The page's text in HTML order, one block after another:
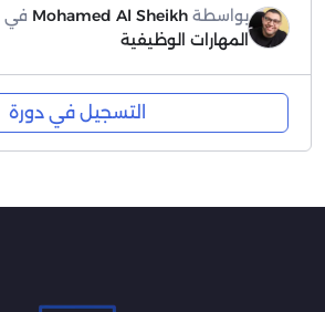
بواسطة Mohamed Al Sheikh في
المهارات الوظيفية
التسجيل في دورة